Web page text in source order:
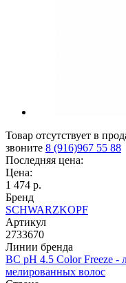
Товар отсутствует в
звоните 8 (916)967 55 88
Последняя цена:
Цена:
1 474 р.
Бренд
SCHWARZKOPF
Артикул
2733670
Линии бренда
BC pH 4.5 Color Freeze -
мелированных волос